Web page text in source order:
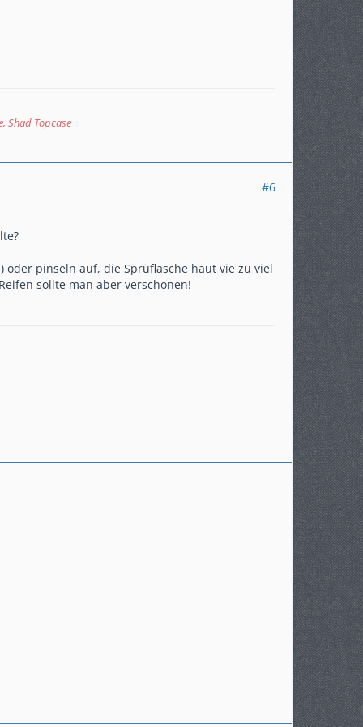
Shad Topcase
#6
pinseln auf, die Sprüflasche haut vie zu viel
sollte man aber verschonen!